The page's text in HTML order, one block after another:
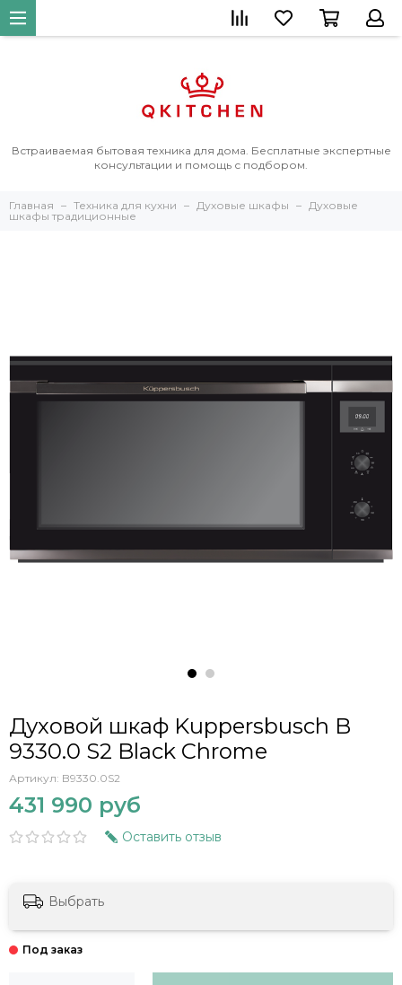
Встраиваемая бытовая техника для дома. Бесплатные экспертные
консультации и помощь с подбором.
Главная Техника для кухни Духовые шкафы
Духовые
шкафы традиционные
Духовой шкаф Kuppersbusch B
9330.0 S2 Black Chrome
Артикул: B9330.0S2
431 990 руб
Оставить отзыв
Выбрать